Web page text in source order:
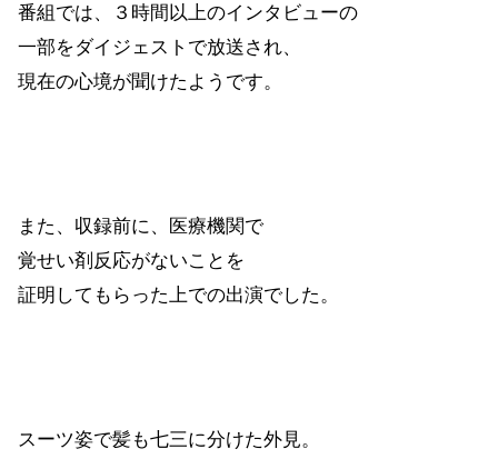
番組では、３時間以上のインタビューの
一部をダイジェストで放送され、
現在の心境が聞けたようです。
また、収録前に、医療機関で
覚せい剤反応がないことを
証明してもらった上での出演でした。
スーツ姿で髪も七三に分けた外見。